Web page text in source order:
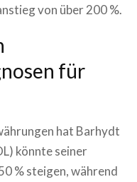
von über 200 %.
für
hat Barhydt
könnte seiner
% steigen, während